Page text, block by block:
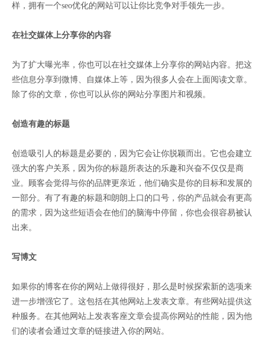
样，拥有一个seo优化的网站可以让你比竞争对手领先一步。
在社交媒体上分享你的内容
为了扩大曝光率，你也可以在社交媒体上分享你的网站内容。把这
些信息分享到微博、自媒体上等，因为很多人会在上面阅读文章。
除了你的文章，你也可以从你的网站分享图片和视频。
创造有趣的标题
创造吸引人的标题是必要的，因为它会让你脱颖而出。它也会建立
强大的客户关系，因为你的标题所表达的乐趣和兴奋不仅仅是商
业。顾客会觉得与你的品牌更亲近，他们确实是你的目标和发展的
一部分。有了有趣的标题和朗朗上口的口号，你的产品就会有更高
的需求，因为这些短语会在他们的脑海中停留，你也会很容易被认
出来。
写博文
如果你的博客在你的网站上做得很好，那么是时候探索新的选项来
进一步增强它了。这包括在其他网站上发表文章。有些网站提供这
种服务。在其他网站上发表客座文章会提高你网站的性能，因为他
们的读者会通过文章的链接进入你的网站。